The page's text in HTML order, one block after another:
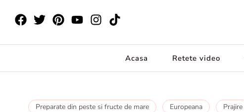
Acasa Retete video
Preparate din peste si fructe de mare Europeana Prajire